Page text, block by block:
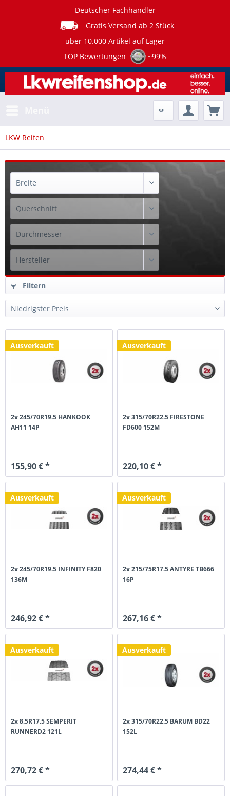
Deutscher Fachhändler
Gratis Versand ab 2 Stück
über 10.000 Artikel auf Lager
TOP Bewertungen
~99%
LKW Reifen
Filtern
Ausverkauft
2x 245/70R19.5 HANKOOK
AH11 14P
155,90 € *
Ausverkauft
2x 315/70R22.5 FIRESTONE
FD600 152M
220,10 € *
Ausverkauft
2x 245/70R19.5 INFINITY F820
136M
246,92 € *
Ausverkauft
2x 215/75R17.5 ANTYRE TB666
16P
267,16 € *
Ausverkauft
2x 8.5R17.5 SEMPERIT
RUNNERD2 121L
270,72 € *
Ausverkauft
2x 315/70R22.5 BARUM BD22
152L
274,44 € *